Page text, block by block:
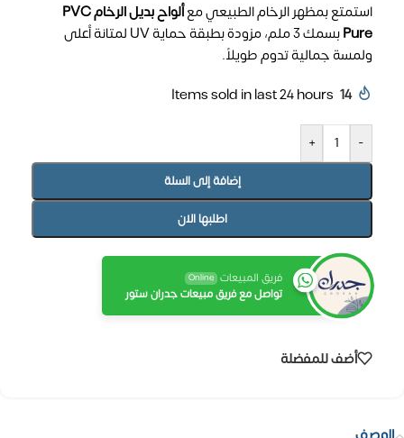
استمتع بمظهر الرخام الطبيعي مع
ألواح بديل الرخام PVC
Pure
بسمك 3 ملم، مزودة بطبقة حماية UV لمتانة أعلى
ولمسة جمالية تدوم طويلاً.
14
Items sold in last 24 hours
-
+
إضافة إلى السلة
اطلبها الان
فريق المبيعات Online
تواصل مع فريق مبيعات جدران ستور
أضف للمفضلة